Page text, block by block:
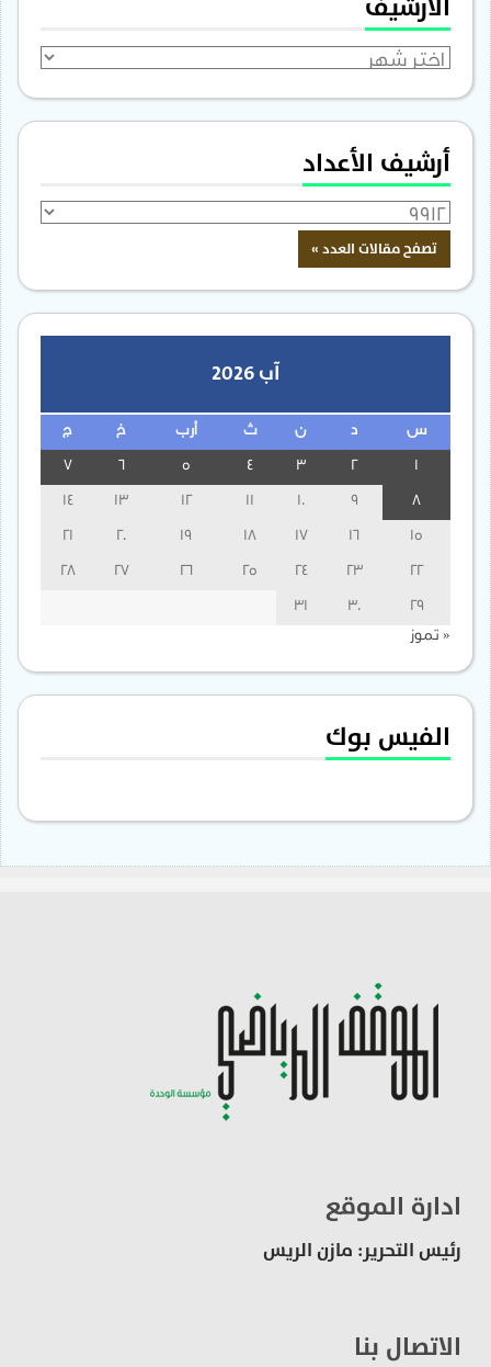
الأرشيف
أرشيف الأعداد
آب 2026
س ن ث أرب خ ج
3
13
14
15
16
17
18
19
20
21
22
23
24
25
26
27
28
29
30
31
« تموز
الفيس بوك
ادارة الموقع
رئيس التحرير: مازن الريس
الاتصال بنا